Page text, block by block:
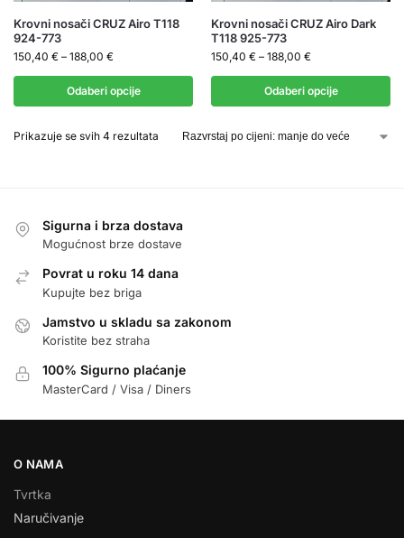
Krovni nosači CRUZ Airo T118
924-773
150,40 € – 188,00 €
Odaberi opcije
Krovni nosači CRUZ Airo Dark
T118 925-773
150,40 € – 188,00 €
Odaberi opcije
Prikazuje se svih 4 rezultata
Sigurna i brza dostava
Mogućnost brze dostave
Povrat u roku 14 dana
Kupujte bez briga
Jamstvo u skladu sa zakonom
Koristite bez straha
100% Sigurno plaćanje
MasterCard / Visa / Diners
O NAMA
Tvrtka
Naručivanje